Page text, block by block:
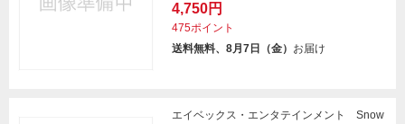
4,750円
475ポイント
送料無料、8月7日（金） お届け
エイベックス・エンタテインメント Snow